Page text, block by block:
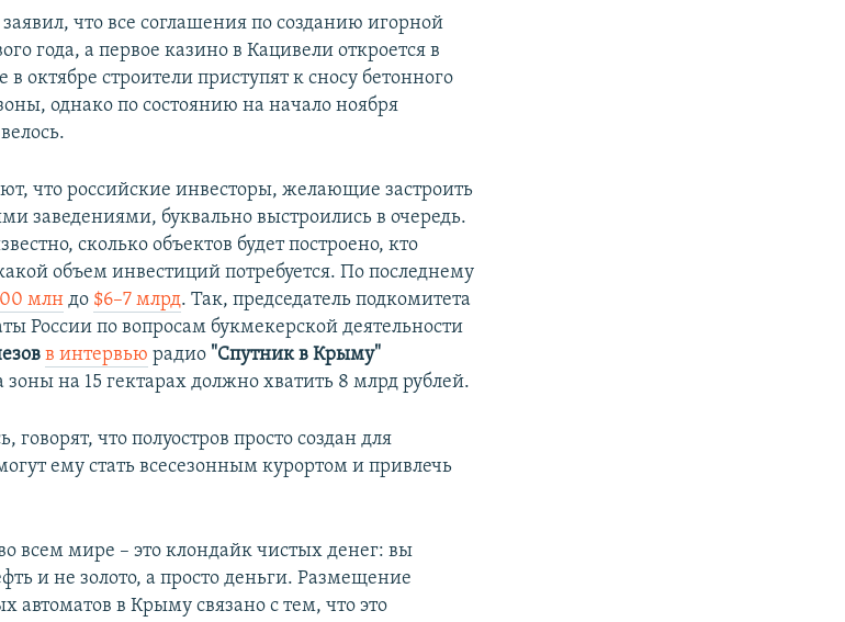
заявил, что все соглашения по созданию игорной
года, а первое казино в Кацивели откроется в
октябре строители приступят к сносу бетонного
однако по состоянию на начало ноября
что российские инвесторы, желающие застроить
буквально выстроились в очередь.
сколько объектов будет построено, кто
объем инвестиций потребуется. По последнему
млн до $6–7 млрд. Так, председатель подкомитета
России по вопросам букмекерской деятельности
в интервью радио "Спутник в Крыму"
зоны на 15 гектарах должно хватить 8 млрд рублей.
говорят, что полуостров просто создан для
ему стать всесезонным курортом и привлечь
всем мире – это клондайк чистых денег: вы
и не золото, а просто деньги. Размещение
автоматов в Крыму связано с тем, что это